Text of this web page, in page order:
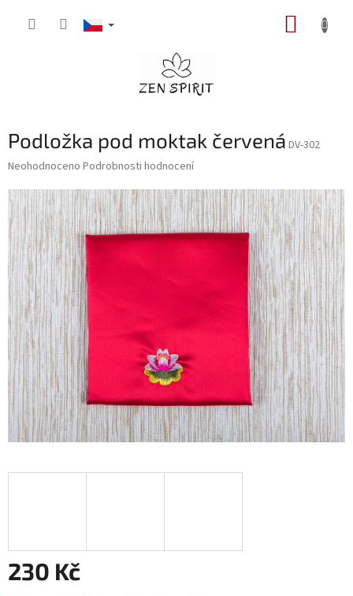
Podložka pod moktak červená DV-302
Průměrné
produktu
je
0,0
z
5
hvězdiček.
Neohodnoceno Podrobnosti hodnocení
230 Kč